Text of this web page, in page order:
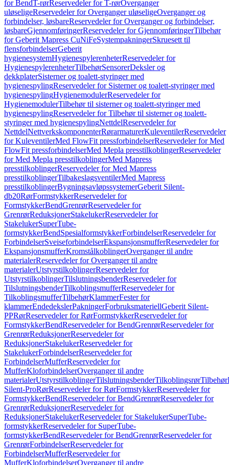
for BendT-rørReservedeler for T-rørOverganger
uløseligeReservedeler for Overganger uløseligeOverganger og
forbindelser, løsbareReservedeler for Overganger og forbindelser,
løsbareGjennomføringerReservedeler for GjennomføringerTilbehør
for Geberit Mapress CuNiFeSystempakningerSkruesett til
flensforbindelserGeberit
hygienesystemHygienespylerenheterReservedeler for
HygienespylerenheterTilbehørSensorerDeksler og
dekkplaterSisterner og toalett-styringer med
hygienespylingReservedeler for Sisterner og toalett-styringer med
hygienespylingHygienemodulerReservedeler for
HygienemodulerTilbehør til sisterner og toalett-styringer med
hygienespylingReservedeler for Tilbehør til sisterner og toalett-
styringer med hygienespylingNettdelReservedeler for
NettdelNettverkskomponenterRørarmaturerKuleventilerReservedeler
for KuleventilerMed FlowFit pressforbindelserReservedeler for Med
FlowFit pressforbindelserMed Mepla presstilkoblingerReservedeler
for Med Mepla presstilkoblingerMed Mapress
presstilkoblingerReservedeler for Med Mapress
presstilkoblingerTilbakeslagsventilerMed Mapress
presstilkoblingerBygningsavløpssystemerGeberit Silent-
db20RørFormstykkerReservedeler for
FormstykkerBendGrenrørReservedeler for
GrenrørReduksjonerStakelukerReservedeler for
StakelukerSuperTube-
formstykkerBendSpesialformstykkerForbindelserReservedeler for
ForbindelserSveiseforbindelserEkspansjonsmufferReservedeler for
EkspansjonsmufferKromstålkoblingerOverganger til andre
materialerReservedeler for Overganger til andre
materialerUtstyrstilkoblingerReservedeler for
UtstyrstilkoblingerTilslutningsbenderReservedeler for
TilslutningsbenderTilkoblingsmufferReservedeler for
TilkoblingsmufferTilbehørKlammerFester for
klammerEndedekslerPakningerForbruksmateriellGeberit Silent-
PPRørReservedeler for RørFormstykkerReservedeler for
FormstykkerBendReservedeler for BendGrenrørReservedeler for
GrenrørReduksjonerReservedeler for
ReduksjonerStakelukerReservedeler for
StakelukerForbindelserReservedeler for
ForbindelserMufferReservedeler for
MufferKloforbindelserOverganger til andre
materialerUtstyrstilkoblingerTilslutningsbenderTilkoblingsrørTilbehør
Silent-ProRørReservedeler for RørFormstykkerReservedeler for
FormstykkerBendReservedeler for BendGrenrørReservedeler for
GrenrørReduksjonerReservedeler for
ReduksjonerStakelukerReservedeler for StakelukerSuperTube-
formstykkerReservedeler for SuperTube-
formstykkerBendReservedeler for BendGrenrørReservedeler for
GrenrørForbindelserReservedeler for
ForbindelserMufferReservedeler for
MufferKloforbindelserOverganger til andre